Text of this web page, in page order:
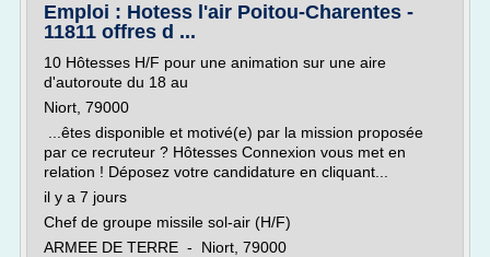
Emploi : Hotess l'air Poitou-Charentes -
11811 offres d ...
10 Hôtesses H/F pour une animation sur une aire
d'autoroute du 18 au
Niort, 79000
...êtes disponible et motivé(e) par la mission proposée
par ce recruteur ? Hôtesses Connexion vous met en
relation ! Déposez votre candidature en cliquant...
il y a 7 jours
Chef de groupe missile sol-air (H/F)
ARMEE DE TERRE - Niort, 79000